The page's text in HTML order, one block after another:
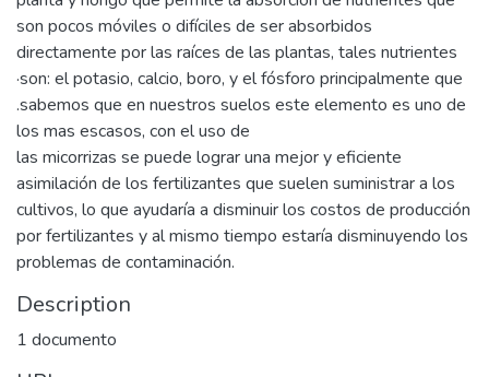
son pocos móviles o difíciles de ser absorbidos
directamente por las raíces de las plantas, tales nutrientes
·son: el potasio, calcio, boro, y el fósforo principalmente que
.sabemos que en nuestros suelos este elemento es uno de
los mas escasos, con el uso de
las micorrizas se puede lograr una mejor y eficiente
asimilación de los fertilizantes que suelen suministrar a los
cultivos, lo que ayudaría a disminuir los costos de producción
por fertilizantes y al mismo tiempo estaría disminuyendo los
problemas de contaminación.
Description
1 documento